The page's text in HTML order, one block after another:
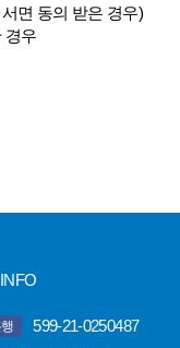
면 동의 받은 경우)
경우
599-21-0250487